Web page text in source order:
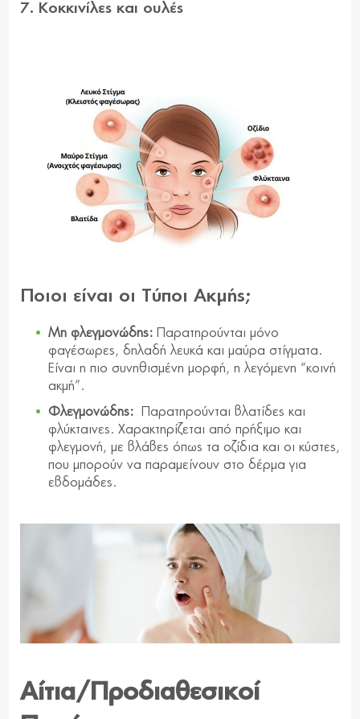
7. Κοκκινίλες και ουλές
Ποιοι είναι οι Tύποι Aκμής;
Μη φλεγμονώδης:
Παρατηρούνται μόνο
φαγέσωρες, δηλαδή λευκά και μαύρα στίγματα.
Είναι η πιο συνηθισμένη μορφή, η λεγόμενη “κοινή
ακμή”.
Φλεγμονώδης:
Παρατηρούνται βλατίδες και
φλύκταινες. Χαρακτηρίζεται από πρήξιμο και
φλεγμονή, με βλάβες όπως τα οζίδια και οι κύστες,
που μπορούν να παραμείνουν στο δέρμα για
εβδομάδες.
Αίτια/Προδιαθεσικοί